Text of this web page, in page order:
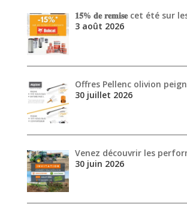
𝟏𝟓% 𝐝𝐞 𝐫𝐞𝐦𝐢𝐬𝐞 cet été sur
3 août 2026
Offres Pellenc olivion
30 juillet 2026
Venez découvrir les
30 juin 2026